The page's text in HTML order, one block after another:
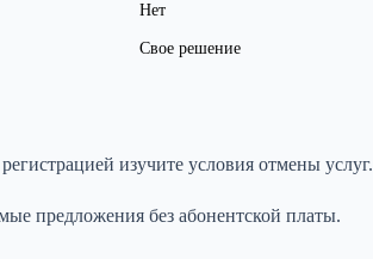
Нет
Свое решение
изучите условия отмены услуг.
предложения без абонентской платы.